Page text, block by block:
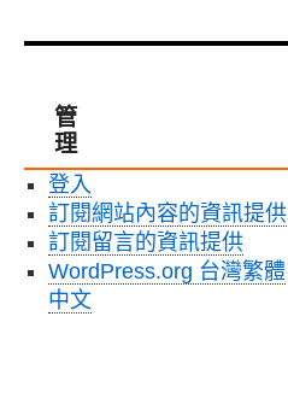
管
理
登入
訂閱網站內容的資訊提供
訂閱留言的資訊提供
WordPress.org 台灣繁體
中文